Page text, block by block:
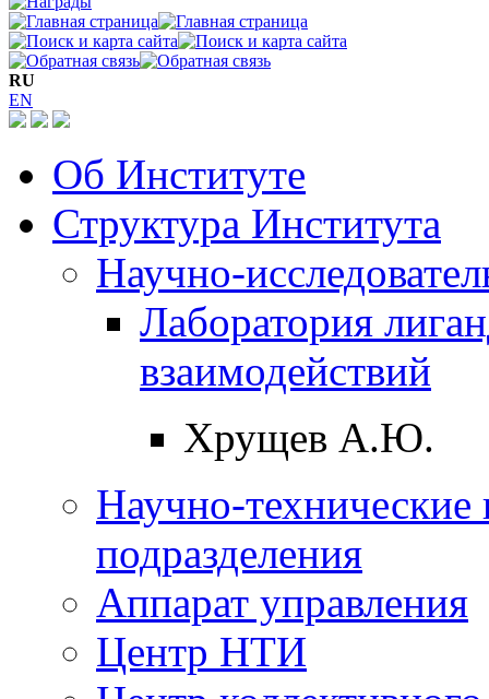
RU
EN
Об Институте
Структура Института
Научно-
Лаборатория
взаимодействий
Хрущев А.Ю.
Научно-технические
подразделения
Аппарат управления
Центр НТИ